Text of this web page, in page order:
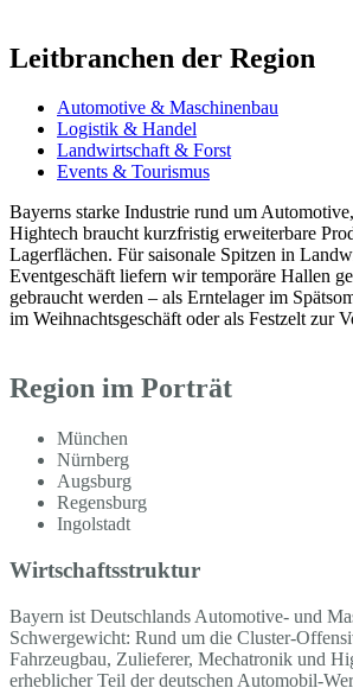
Leitbranchen der Region
Automotive & Maschinenbau
Logistik & Handel
Landwirtschaft & Forst
Events & Tourismus
Bayerns starke Industrie rund um
Hightech braucht kurzfristig erweiterbare
Lagerflächen. Für saisonale Spitzen in
Eventgeschäft liefern wir temporäre Hallen
gebraucht werden – als Erntelager im
im Weihnachtsgeschäft oder als Festzelt zur
Region im Porträt
München
Nürnberg
Augsburg
Regensburg
Ingolstadt
Wirtschaftsstruktur
Bayern ist Deutschlands Automotive- und
Schwergewicht: Rund um die Cluster-
Fahrzeugbau, Zulieferer, Mechatronik und
erheblicher Teil der deutschen Automobil-